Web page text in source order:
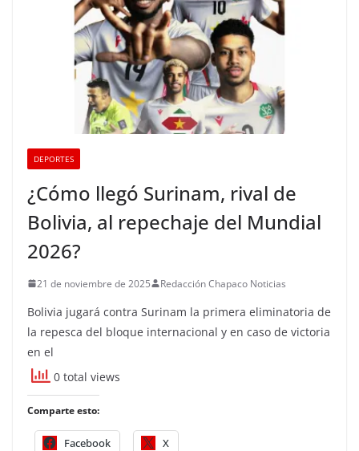
DEPORTES
¿Cómo llegó Surinam, rival de
Bolivia, al repechaje del Mundial
2026?
21 de noviembre de 2025 Redacción Chapaco Noticias
Bolivia jugará contra Surinam la primera eliminatoria de
la repesca del bloque internacional y en caso de victoria
en el
0 total views
Comparte esto:
Facebook X